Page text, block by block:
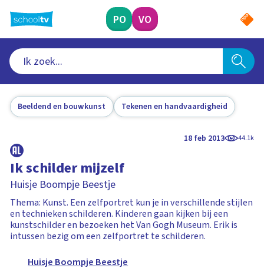
naar
hoofdinhoud
PO VO
Beeldend en bouwkunst Tekenen en handvaardigheid
18 feb 2013 44.1k
Ik schilder mijzelf
Huisje Boompje Beestje
Thema: Kunst. Een zelfportret kun je in verschillende stijlen
en technieken schilderen. Kinderen gaan kijken bij een
kunstschilder en bezoeken het Van Gogh Museum. Erik is
intussen bezig om een zelfportret te schilderen.
Huisje Boompje Beestje